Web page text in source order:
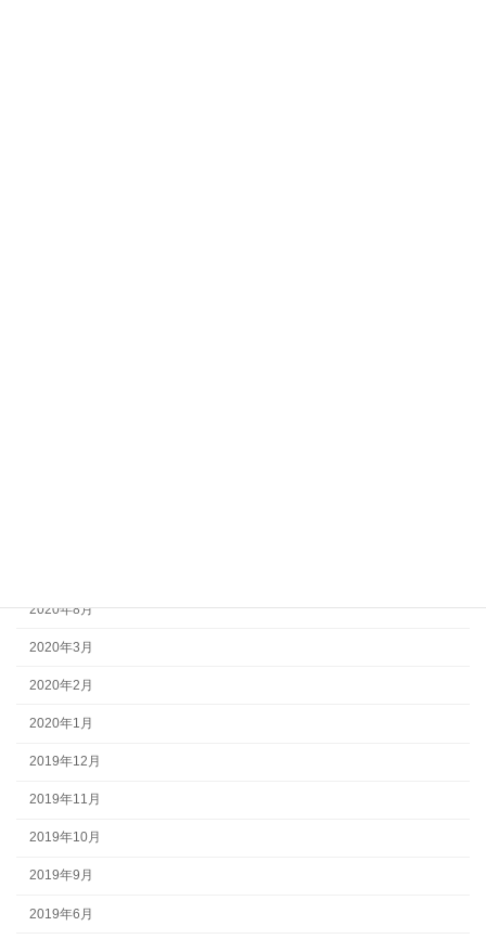
2020年8月
2020年3月
2020年2月
2020年1月
2019年12月
2019年11月
2019年10月
2019年9月
2019年6月